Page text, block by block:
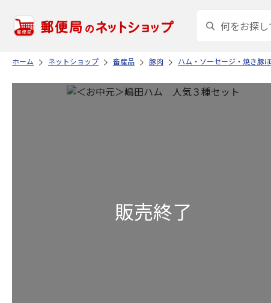
ホーム ネットショップ 畜産品 豚肉 ハム・ソーセージ・焼き豚